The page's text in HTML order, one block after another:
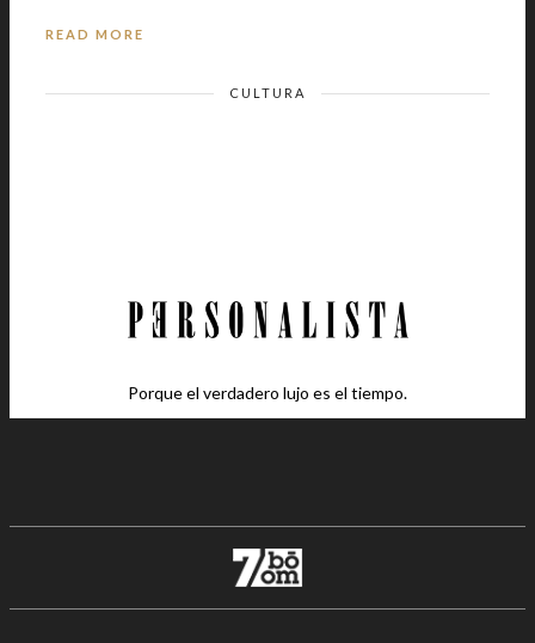
READ MORE
CULTURA
Porque el verdadero lujo es el tiempo.